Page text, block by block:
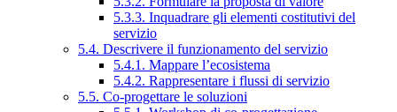
5.3.3. Inquadrare gli elementi costitutivi del
servizio
5.4. Descrivere il funzionamento del servizio
5.4.1. Mappare l’ecosistema
5.4.2. Rappresentare i flussi di servizio
5.5. Co-progettare le soluzioni